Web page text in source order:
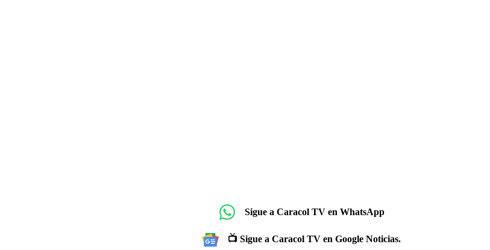
Sigue a Caracol TV en WhatsApp
📺 Sigue a Caracol TV en Google Noticias.